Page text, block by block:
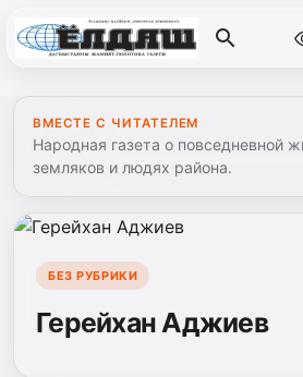
ВМЕСТЕ С ЧИТАТЕЛЕМ
Народная газета о повседневной
земляков и людях района.
БЕЗ РУБРИКИ
Герейхан Аджиев